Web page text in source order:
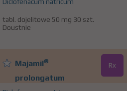
Diclofenacum natricum
tabl. dojelitowe 50 mg 30 szt.
Doustnie
Majamil®
prolongatum
Rx